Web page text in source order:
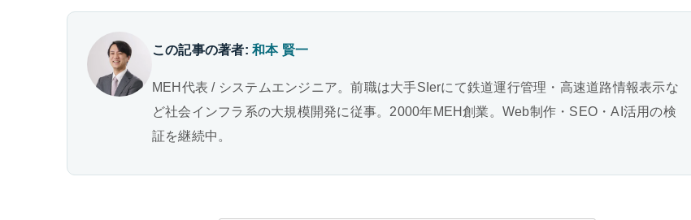
この記事の著者:和本 賢一
MEH代表 / システムエンジニア。前職は大手SIerにて鉄道運行管理・高速道路情報表示な
ど社会インフラ系の大規模開発に従事。2000年MEH創業。Web制作・SEO・AI活用の検
証を継続中。